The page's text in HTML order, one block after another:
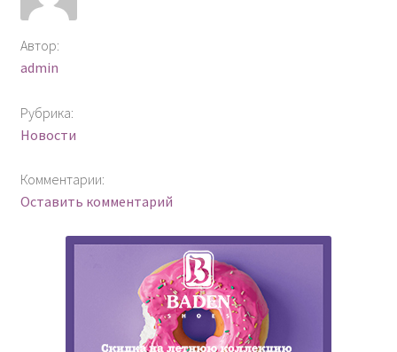
Автор:
admin
Рубрика:
Новости
Комментарии:
Оставить комментарий